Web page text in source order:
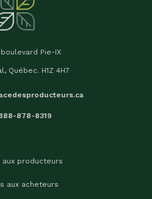
Pie-IX
Québec. H1Z 4H7
878-8319
aux producteurs
aux acheteurs